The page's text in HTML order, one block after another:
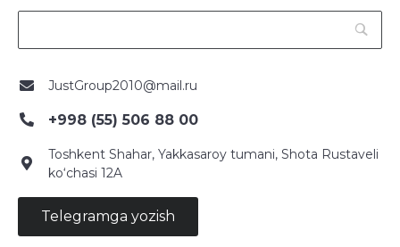
JustGroup2010@mail.ru
+998 (55) 506 88 00
Toshkent Shahar, Yakkasaroy tumani, Shota Rustaveli
ko‘chasi 12A
Telegramga yozish